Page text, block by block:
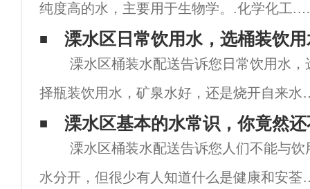
纯度高的水，主要用于生物学。.化学化工.冶
金.宇航.电力等领域，但对水质纯度的要求相
当高，所以最常用的是电子工业。例如，电
系统中使用的纯水要求杂质含量低“微克/
溧水区日常饮用水，选桶装饮
溧水区桶装水配送告诉您日常饮用水，
择瓶装饮用水，矿泉水好，还是烧开自来水
好？水是身体不可缺少的。人们常说五天不
吃，但不能喝水。从这句话中，我们可以知
水对我们来说是多么重
溧水区基本的水常识，你竟然
溧水区桶装水配送告诉您人们不能与饮
水分开，但很少有人知道什么是健康和安荃